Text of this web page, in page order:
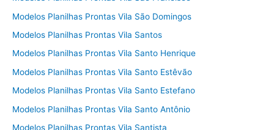
Modelos Planilhas Prontas Vila São Domingos
Modelos Planilhas Prontas Vila Santos
Modelos Planilhas Prontas Vila Santo Henrique
Modelos Planilhas Prontas Vila Santo Estêvão
Modelos Planilhas Prontas Vila Santo Estefano
Modelos Planilhas Prontas Vila Santo Antônio
Modelos Planilhas Prontas Vila Santista